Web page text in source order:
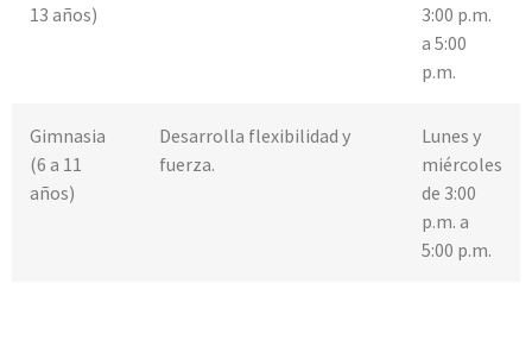
13 años)
3:00 p.m.
a 5:00
p.m.
Gimnasia
(6 a 11
años)
Desarrolla flexibilidad y
fuerza.
Lunes y
miércoles
de 3:00
p.m. a
5:00 p.m.